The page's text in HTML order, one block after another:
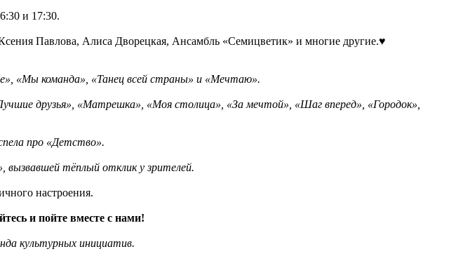
и 17:30.
Павлова, Алиса Дворецкая, Ансамбль «Семицветик» и многие другие.♥️
«Мы команда», «Танец всей страны» и «Мечтаю».
друзья», «Матрешка», «Моя столица», «За мечтой», «Шаг вперед», «Городок»,
про «Детство».
вызвавшей тёплый отклик у зрителей.
настроения.
и пойте вместе с нами!
культурных инициатив.